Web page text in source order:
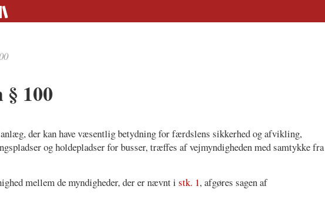
100
der kan have væsentlig betydning for færdslens sikkerhed og afvikling,
og holdepladser for busser, træffes af vejmyndigheden med samtykke fra
mellem de myndigheder, der er nævnt i stk. 1, afgøres sagen af